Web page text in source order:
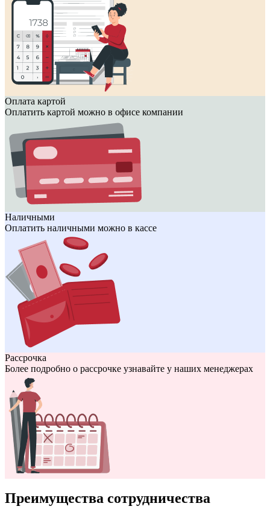
Оплата картой
Оплатить картой можно в офисе компании
Наличными
Оплатить наличными можно в кассе
Рассрочка
Более подробно о рассрочке узнавайте у наших менеджерах
Преимущества сотрудничества